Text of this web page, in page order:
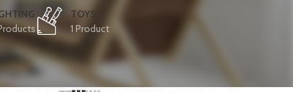
TOYS
1 Product